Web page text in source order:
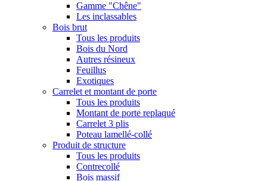
Gamme "Chêne"
Les inclassables
Bois brut
Tous les produits
Bois du Nord
Autres résineux
Feuillus
Exotiques
Carrelet et montant de porte
Tous les produits
Montant de porte replaqué
Carrelet 3 plis
Poteau lamellé-collé
Produit de structure
Tous les produits
Contrecollé
Bois massif